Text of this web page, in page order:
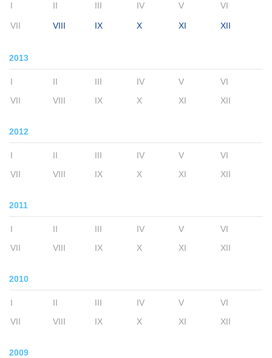
I II III IV V VI
VII VIII IX X XI XII
2013
I II III IV V
VI
VII
VIII IX X XI XII
2012
I II III IV V
VI
VII
VIII IX X XI XII
2011
I II III IV V
VI
VII
VIII IX X XI XII
2010
I II III IV V
VI
VII
VIII IX X XI XII
2009